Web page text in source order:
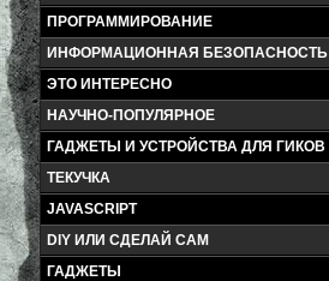
ПРОГРАММИРОВАНИЕ
ИНФОРМАЦИОННАЯ БЕЗОПАСНОСТЬ
ЭТО ИНТЕРЕСНО
НАУЧНО-ПОПУЛЯРНОЕ
ГАДЖЕТЫ И УСТРОЙСТВА ДЛЯ ГИКОВ
ТЕКУЧКА
JAVASCRIPT
DIY ИЛИ СДЕЛАЙ САМ
ГАДЖЕТЫ